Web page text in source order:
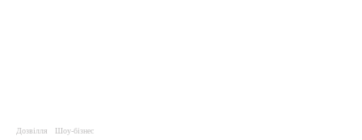
Дозвілля Шоу-бізнес